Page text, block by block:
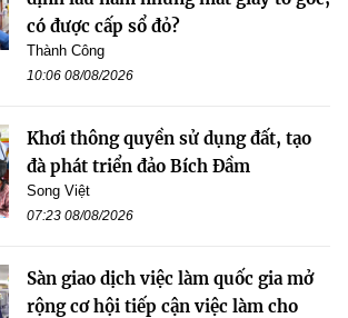
có được cấp sổ đỏ?
Thành Công
10:06 08/08/2026
Khơi thông quyền sử dụng đất, tạo
đà phát triển đảo Bích Đầm
Song Việt
07:23 08/08/2026
Sàn giao dịch việc làm quốc gia mở
rộng cơ hội tiếp cận việc làm cho